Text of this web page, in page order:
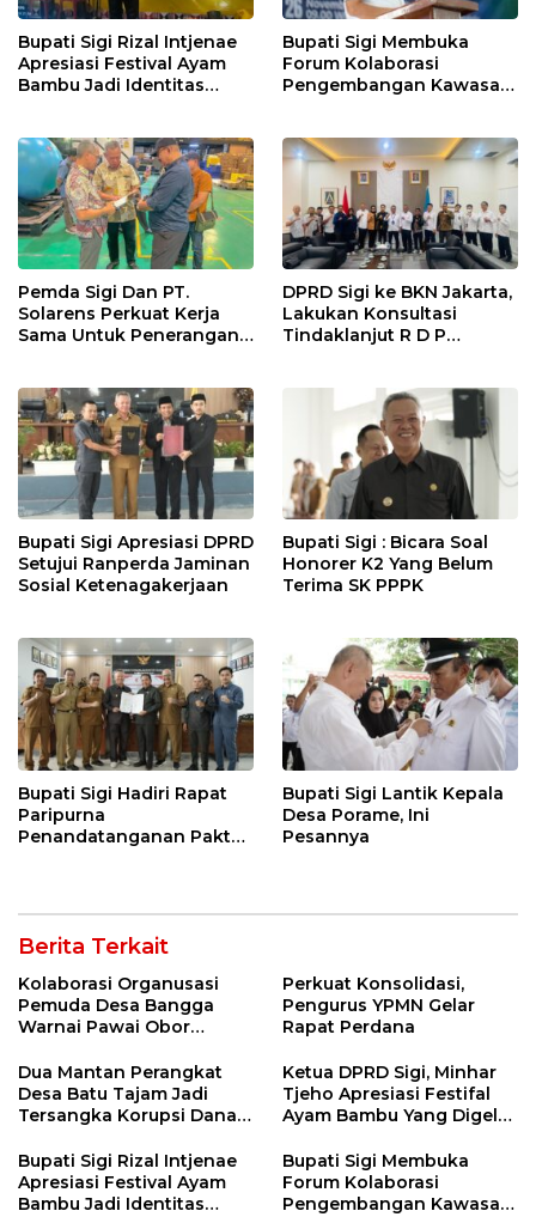
Bupati Sigi Rizal Intjenae
Apresiasi Festival Ayam
Bambu Jadi Identitas
Nasional
Bupati Sigi Membuka
Forum Kolaborasi
Pengembangan Kawasan
Pemda Sigi Dan PT.
Solarens Perkuat Kerja
Sama Untuk Penerangan
DPRD Sigi ke BKN Jakarta,
Lakukan Konsultasi
Tindaklanjut R D P
Bupati Sigi Apresiasi DPRD
Setujui Ranperda Jaminan
Sosial Ketenagakerjaan
Bupati Sigi : Bicara Soal
Honorer K2 Yang Belum
Terima SK PPPK
Bupati Sigi Hadiri Rapat
Paripurna
Penandatanganan Pakta
Bupati Sigi Lantik Kepala
Desa Porame, Ini
Pesannya
Berita Terkait
Kolaborasi Organusasi
Pemuda Desa Bangga
Warnai Pawai Obor
2026
Perkuat Konsolidasi,
Pengurus YPMN Gelar
Rapat Perdana
Dua Mantan Perangkat
Desa Batu Tajam Jadi
Tersangka Korupsi Dana
Ketua DPRD Sigi, Minhar
Tjeho Apresiasi Festifal
Ayam Bambu Yang Digelar
Bupati Sigi Rizal Intjenae
Apresiasi Festival Ayam
Bambu Jadi Identitas
Bupati Sigi Membuka
Forum Kolaborasi
Pengembangan Kawasan